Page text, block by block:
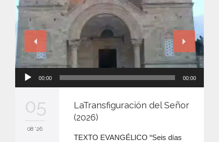
00:00 00:00
05
08 '26
LaTransfiguración del Señor
(2026)
TEXTO EVANGÉLICO “Seis días